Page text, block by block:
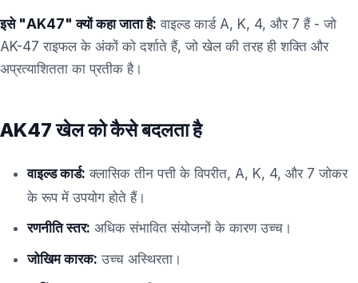
इसे "AK47" क्यों कहा जाता है: वाइल्ड कार्ड A, K, 4, और 7 हैं - जो
AK-47 राइफल के अंकों को दर्शाते हैं, जो खेल की तरह ही शक्ति और
अप्रत्याशितता का प्रतीक है।
AK47 खेल को कैसे बदलता है
वाइल्ड कार्ड: क्लासिक तीन पत्ती के विपरीत, A, K, 4, और 7 जोकर
के रूप में उपयोग होते हैं।
रणनीति स्तर: अधिक संभावित संयोजनों के कारण उच्च।
जोखिम कारक: उच्च अस्थिरता।